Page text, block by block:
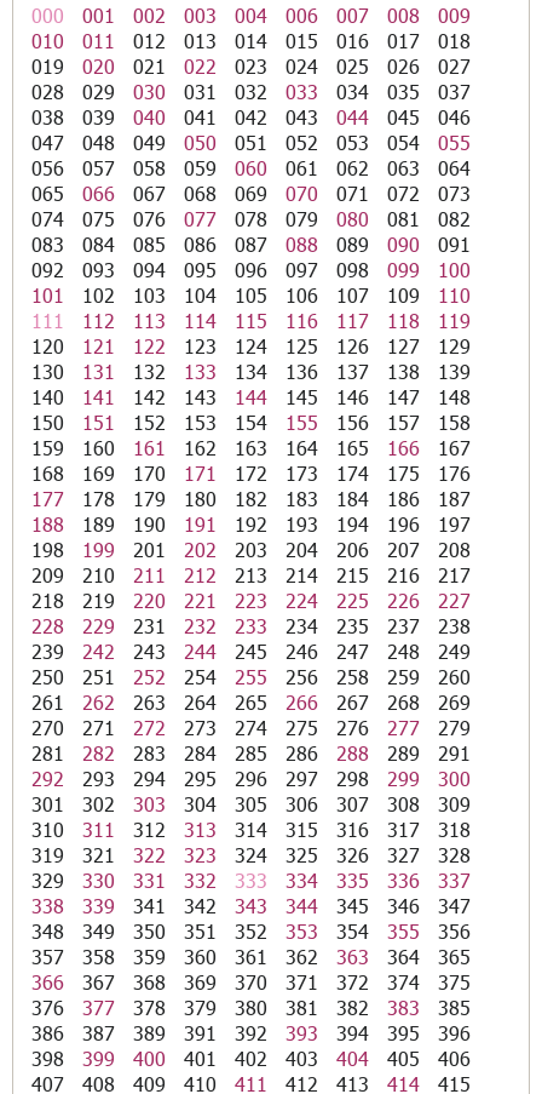
000
001 002 003 004 006 007 008
009
010
011 012 013 014 015 016 017
018
019
020 021 022 023 024 025 026
027
028
029 030 031 032 033 034 035
037
038
039 040 041 042 043 044 045
046
047
048 049 050 051 052 053 054
055
056
057 058 059 060 061 062 063
064
065
066 067 068 069 070 071 072
073
074
075 076 077 078 079 080 081
082
083
084 085 086 087 088 089 090
091
092
093 094 095 096 097 098 099
100
101
102 103 104 105 106 107 109
110
111
112 113 114 115 116 117 118
119
120
121 122 123 124 125 126 127
129
130
131 132 133 134 136 137 138
139
140
141 142 143 144 145 146 147
148
150
151 152 153 154 155 156 157
158
159
160 161 162 163 164 165 166
167
168
169 170 171 172 173 174 175
176
177
178 179 180 182 183 184 186
187
188
189 190 191 192 193 194 196
197
198
199 201 202 203 204 206 207
208
209
210 211 212 213 214 215 216
217
218
219 220 221 223 224 225 226
227
228
229 231 232 233 234 235 237
238
239
242 243 244 245 246 247 248
249
250
251 252 254 255 256 258 259
260
261
262 263 264 265 266 267 268
269
270
271 272 273 274 275 276 277
279
281
282 283 284 285 286 288 289
291
292
293 294 295 296 297 298 299
300
301
302 303 304 305 306 307 308
309
310
311 312 313 314 315 316 317
318
319
321 322 323 324 325 326 327
328
329
330 331 332 333 334 335 336
337
338
339 341 342 343 344 345 346
347
348
349 350 351 352 353 354 355
356
357
358 359 360 361 362 363 364
365
366
367 368 369 370 371 372 374
375
376
377 378 379 380 381 382 383
385
386
387 389 391 392 393 394 395
396
398
399 400 401 402 403 404 405
406
407
408 409 410 411 412 413 414
415